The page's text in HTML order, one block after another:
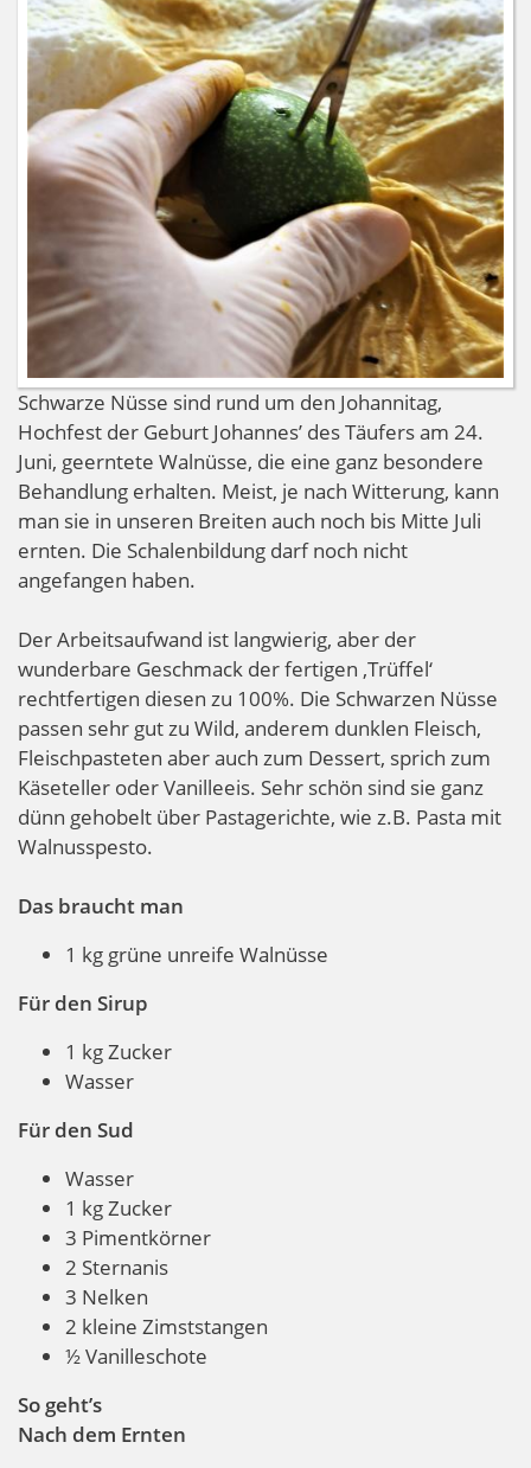
Schwarze Nüsse sind rund um den Johannitag,
Hochfest der Geburt Johannes’ des Täufers am 24.
Juni, geerntete Walnüsse, die eine ganz besondere
Behandlung erhalten. Meist, je nach Witterung, kann
man sie in unseren Breiten auch noch bis Mitte Juli
ernten. Die Schalenbildung darf noch nicht
angefangen haben.
Der Arbeitsaufwand ist langwierig, aber der
wunderbare Geschmack der fertigen ‚Trüffel‘
rechtfertigen diesen zu 100%. Die Schwarzen Nüsse
passen sehr gut zu Wild, anderem dunklen Fleisch,
Fleischpasteten aber auch zum Dessert, sprich zum
Käseteller oder Vanilleeis. Sehr schön sind sie ganz
dünn gehobelt über Pastagerichte, wie z.B. Pasta mit
Walnusspesto.
Das braucht man
1 kg grüne unreife Walnüsse
Für den Sirup
1 kg Zucker
Wasser
Für den Sud
Wasser
1 kg Zucker
3 Pimentkörner
2 Sternanis
3 Nelken
2 kleine Zimststangen
½ Vanilleschote
So geht’s
Nach dem Ernten